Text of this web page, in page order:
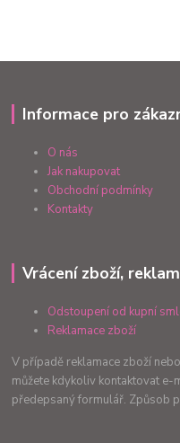
Informace pro
O nás
Jak nakupovat
Obchodní podmínky
Kontakty
Vrácení zboží,
Odstoupení od kupní
Reklamace zboží
V případě reklamace zboží
můžete kdykoliv kontaktovat e-
předepsaný formulář. Způsob